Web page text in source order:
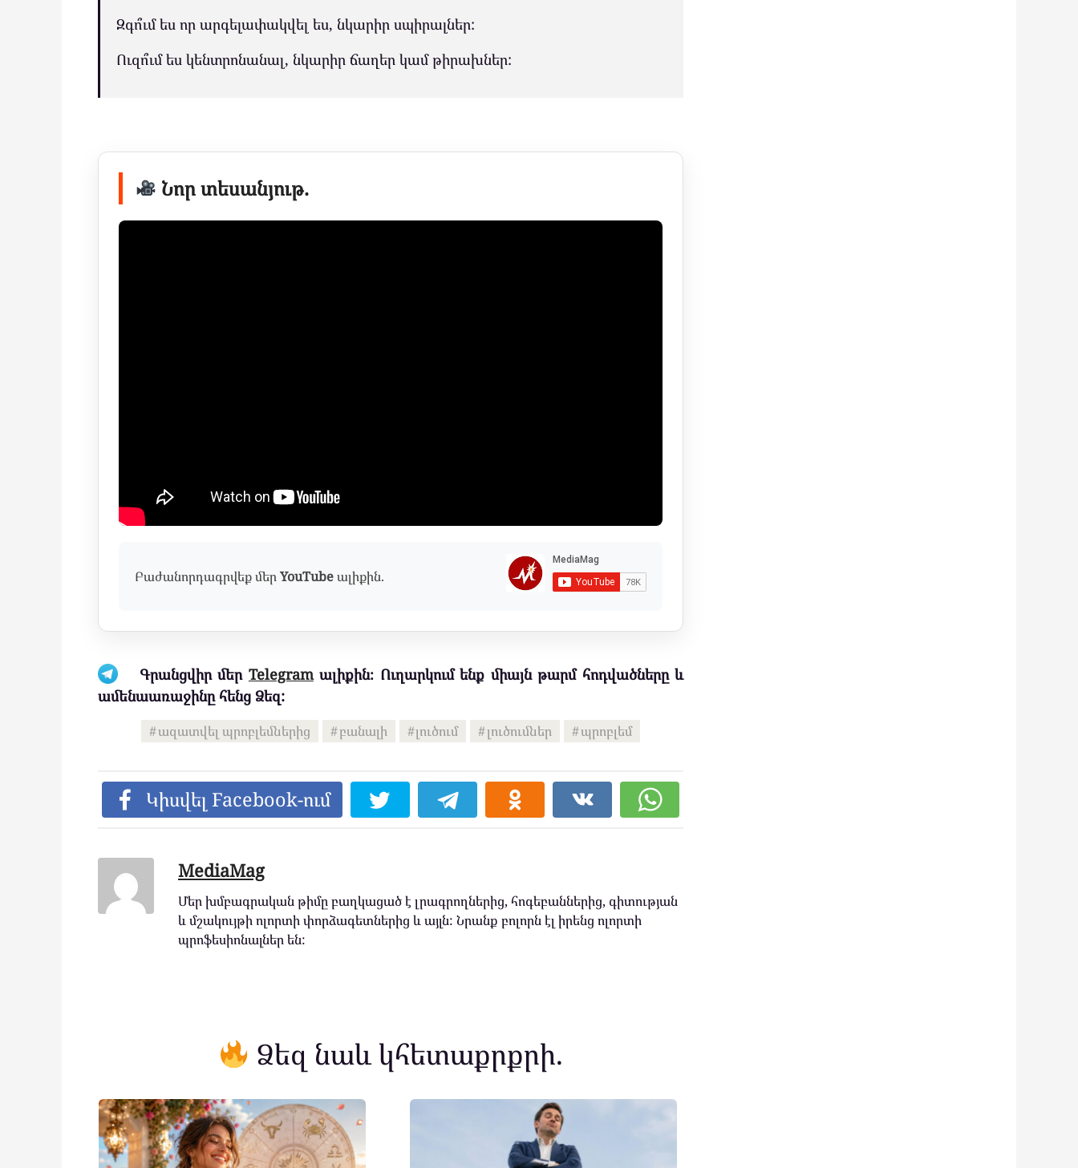
Զգո՞ւմ ես որ արգելափակվել ես, նկարիր սպիրալներ:
Ուզո՞ւմ ես կենտրոնանալ, նկարիր ճաղեր կամ թիրախներ:
Նոր տեսանյութ.
Բաժանորդագրվեք մերYouTubeալիքին.
Գրանցվիր մեր Telegramալիքին։ Ուղարկում ենք միայն թարմ հոդվածները և
ամենաառաջինը հենց Ձեզ:
ազատվել պրոբլեմներից բանալի լուծում լուծումներ պրոբլեմ
Կիսվել Facebook-ում
MediaMag
Մեր խմբագրական թիմը բաղկացած է լրագրողներից, հոգեբաններից, գիտության
և մշակույթի ոլորտի փորձագետներից և այլն: Նրանք բոլորն էլ իրենց ոլորտի
պրոֆեսիոնալներ են:
Ձեզ նաև կհետաքրքրի.